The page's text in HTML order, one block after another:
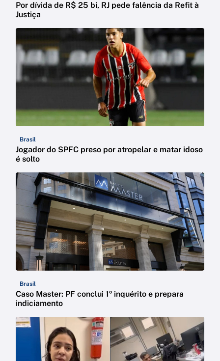
Por dívida de R$ 25 bi, RJ pede falência da Refit à
Justiça
Brasil
Jogador do SPFC preso por atropelar e matar idoso
é solto
Brasil
Caso Master: PF conclui 1º inquérito e prepara
indiciamento